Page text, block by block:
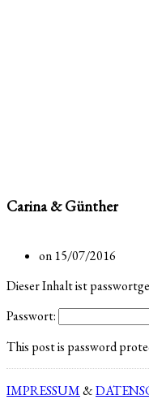
Carina & Günther
on 15/07/2016
Dieser Inhalt ist
Passwort:
This post is password
IMPRESSUM&